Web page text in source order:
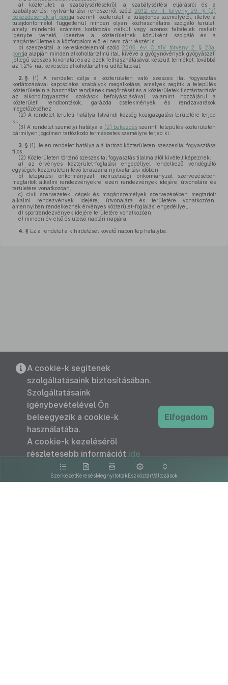
a) közterület: a szabálysértésekről, a szabálysértési eljárásról és a
szabálysértési nyilvántartási rendszerről szóló 2012. évi II. törvény 29. § (2)
bekezdésének a) pontja szerinti közterület, a tulajdonos személyétől, illetve a
tulajdonformától függetlenül minden olyan közhasználatra szolgáló terület,
amely mindenki számára korlátozás nélkül vagy azonos feltételek mellett
igénybe vehető, ideértve a közterületnek közútként szolgáló és a
magánterületnek a közforgalom elől el nem zárt részét is.
b) szeszesital: a kereskedelemről szóló 2005. évi CLXIV. törvény 2. § 23a.
pontja alapján minden alkoholtartalmú ital, kivéve a gyógynövények gyógyászati
jellegű szeszes kivonatát és az ezek felhasználásával készült terméket, továbbá
az 1,2%-nál kevesebb alkoholtartalmú üdítőitalokat.
2. § (1)
A rendelet célja a közterületen való szeszes ital fogyasztás
korlátozásával kapcsolatos szabályok megalkotása, amelyek segítik a település
közterületein a használat rendjének megőrzését és a közterületek tisztántartását
az alkoholfogyasztási szokások befolyásolásával, valamint hozzájárul a
közterületi rendbontások, garázda cselekmények és rendzavarások
megelőzéséhez.
(2) A rendelet területi hatálya Istvándi község közigazgatási területére terjed
ki.
(3) A rendelet személyi hatálya a (2) bekezdés szerinti település közterületén
bármilyen jogcímen tartózkodó természetes személyre terjed ki.
3. § (1) Jelen rendelet hatálya alá tartozó közterületen szeszesital fogyasztása
tilos.
(2) Közterületen történő szeszesital fogyasztás tilalma alól kivételt képeznek:
a) az érvényes közterület-foglalási engedéllyel rendelkező vendéglátó
egységek közterületen lévő teraszaira nyitvatartási időben,
b) települési önkormányzat, nemzetiségi önkormányzat szervezésében
megtartott alkalmi rendezvényekre, ezen rendezvények idejére, útvonalára és
területére vonatkozóan,
c) civil szervezetek, cégek és magánszemélyek szervezésében megtartott
alkalmi rendezvények idejére, útvonalára és területére vonatkozóan,
amennyiben rendelkeznek érvényes közterület-foglalási engedéllyel,
d) sportrendezvények idejére területére vonatkozóan,
e) minden év első és utolsó naptári napjára.
4. § Ez a rendelet a kihirdetését követő napon lép hatályba.
SzerkezetKeresésMegnyitottakEszköztárVáltozások
A cookie-k segítenek
szolgáltatásaink biztosításában.
Szolgáltatásaink
igénybevételével Ön
beleegyezik a cookie-k
használatába.
A cookie-k kezeléséről
részletesebb információt ide
kattintva olvashat.
Elfogadom